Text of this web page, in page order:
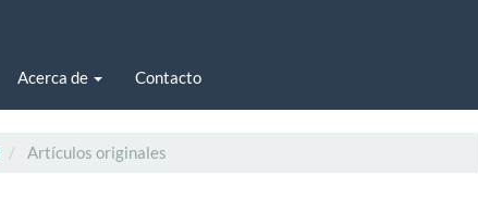
Acerca de Contacto
Artículos originales